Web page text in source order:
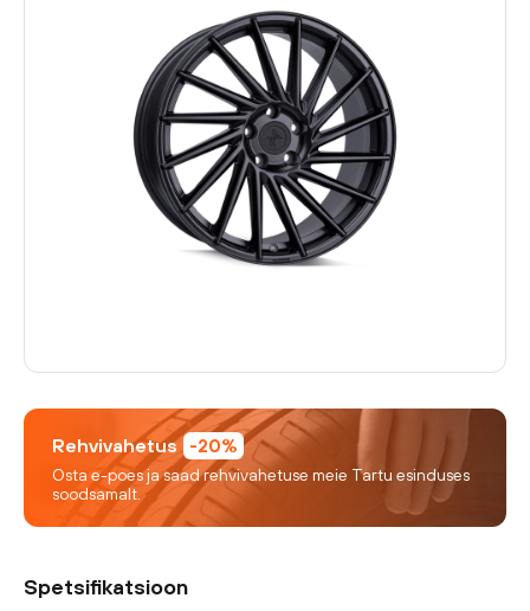
Rehvivahetus -20%
Osta e-poes ja saad rehvivahetuse meie Tartu esinduses
soodsamalt.
Spetsifikatsioon